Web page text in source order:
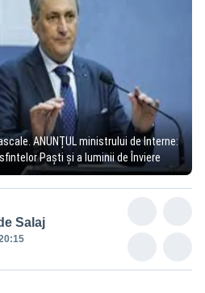
ANUNȚUL ministrului de Interne:
Paști și a luminii de Înviere
Salaj